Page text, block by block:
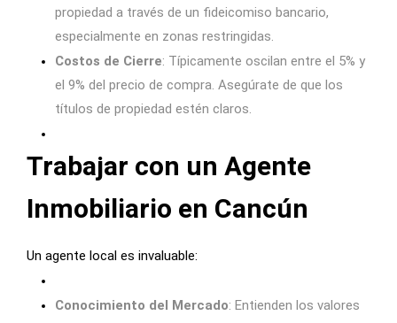
propiedad a través de un fideicomiso bancario,
especialmente en zonas restringidas.
Costos de Cierre: Típicamente oscilan entre el 5% y
el 9% del precio de compra. Asegúrate de que los
títulos de propiedad estén claros.
Trabajar con un Agente
Inmobiliario en Cancún
Un agente local es invaluable:
Conocimiento del Mercado: Entienden los valores